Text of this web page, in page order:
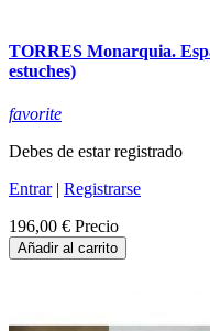
TORRES Monarquia.
estuches)
favorite
Debes de estar registrado
Entrar| Registrarse
196,00 € Precio
Añadir al carrito